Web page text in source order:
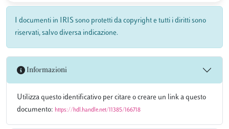
I documenti in IRIS sono protetti da copyright e tutti i diritti sono
riservati, salvo diversa indicazione.
Informazioni
Utilizza questo identificativo per citare o creare un link a questo
documento: https://hdl.handle.net/11385/166718